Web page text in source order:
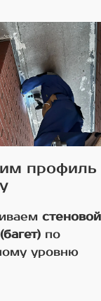
профиль
стеновой
по
уровню